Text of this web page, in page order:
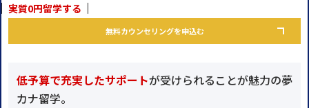
実質0円留学する
無料カウンセリングを申込む
低予算で充実したサポートが受けられることが魅力の夢
カナ留学。